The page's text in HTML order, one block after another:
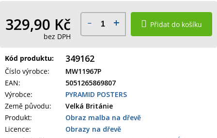
329,90 Kč
bez DPH
Přidat do košíku
Kód produktu: 349162
Číslo výrobce:
MW11967P
EAN:
5051265869807
Výrobce:
PYRAMID POSTERS
Země původu:
Velká Británie
Produkt:
Obraz malba na dřevě
Licence:
Obrazy na dřevě